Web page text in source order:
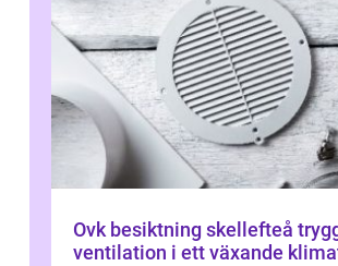
Ovk besiktning skellefteå trygg
ventilation i ett växande